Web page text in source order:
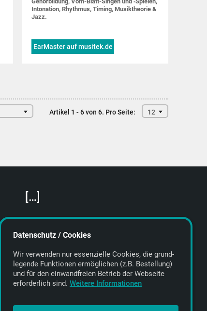
Into­nation, Rhythmus, Timing, Musik­theorie &
Jazz.
EarMaster auf musitek.de
Artikel 1 - 6 von 6. Pro Seite: 12
[…]
Featured Artists
About getyourmusic
Datenschutz / Cookies
Wir verwenden nur essenzielle Cookies, die grund­
legende Funktionen ermöglichen (z.B. Bestellung)
und für den einwand­freien Betrieb der Webseite
erforderlich sind. Weitere Informationen